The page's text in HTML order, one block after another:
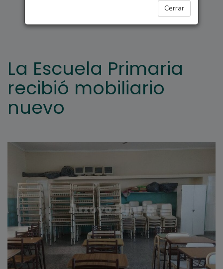
Cerrar
La Escuela Primaria
recibió mobiliario
nuevo